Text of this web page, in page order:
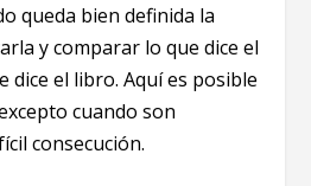
queda bien definida la
y comparar lo que dice el
dice el libro. Aquí es posible
cuando son
consecución.